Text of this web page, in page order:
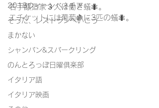
2018ウィーンベネチア
そうだ、レストランへいこう
まかない
シャンパン&スパークリング
のんとろっぽ日曜俱楽部
イタリア語
イタリア映画
若手醸造家３人は働き蟻🐜。
エチケットには葡萄🍇に3匹の蟻🐜。